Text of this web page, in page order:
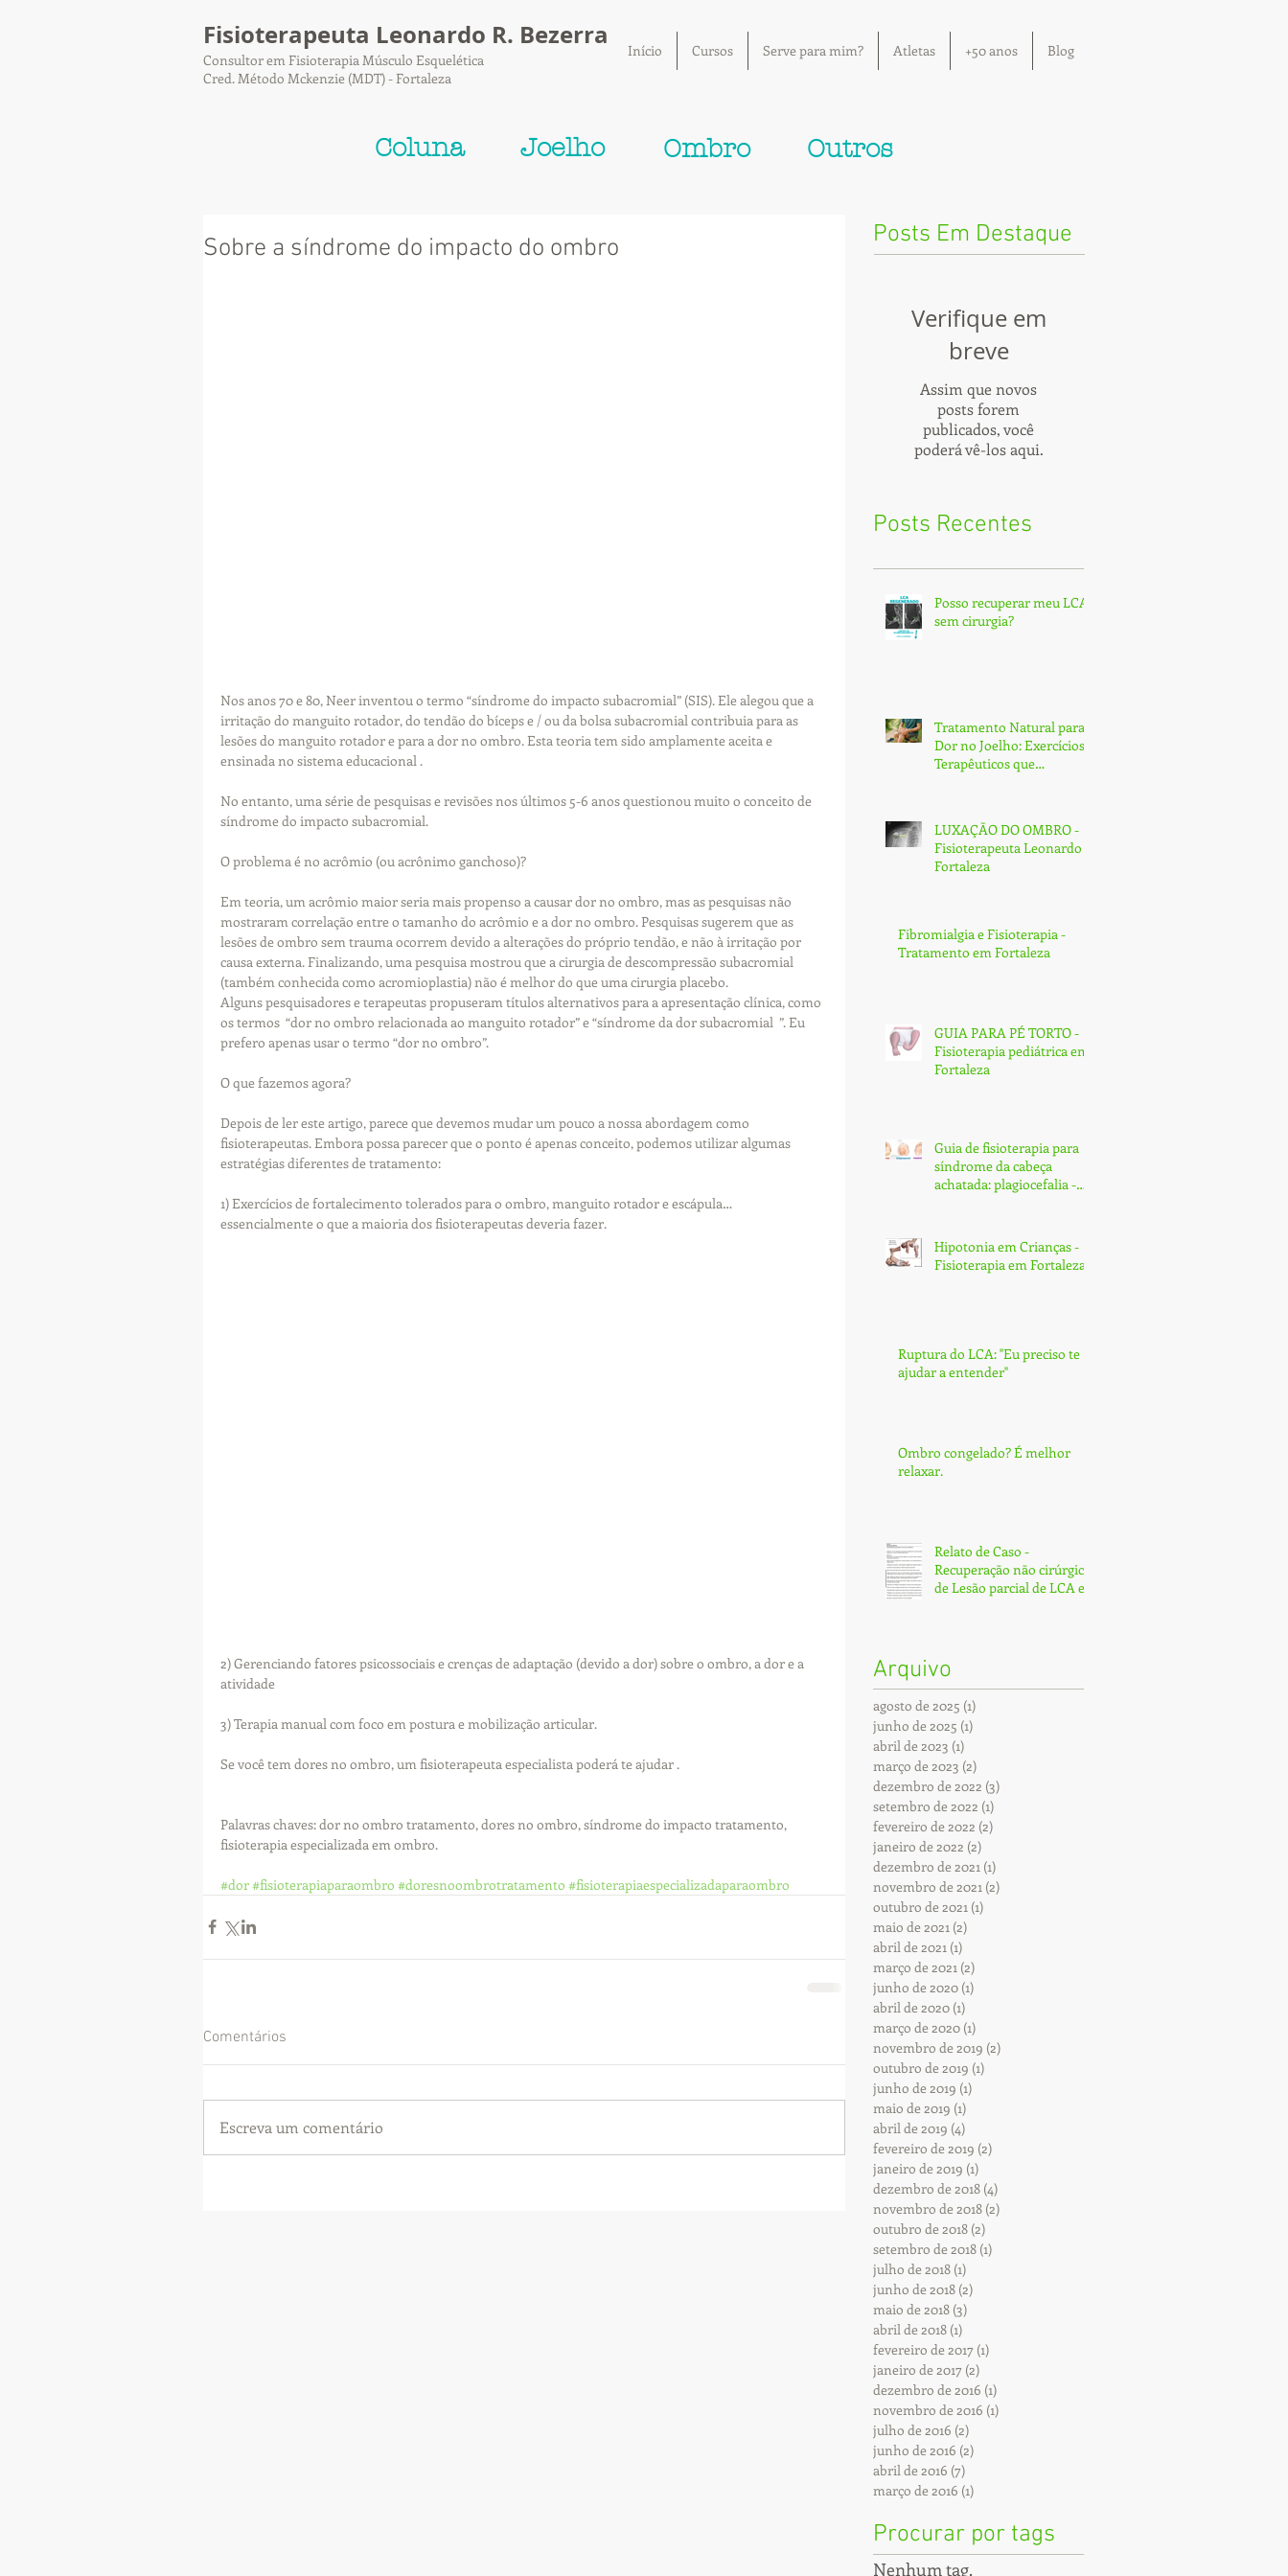
Fisioterapeuta Leonardo R. Bezerra
Consultor em Fisioterapia Músculo Esquelética
Cred. Método Mckenzie (MDT) - Fortaleza
Início Cursos Serve para mim? Atletas +50 anos Blog
Coluna Joelho Ombro Outros
Sobre a síndrome do impacto do ombro
Nos anos 70 e 80, Neer inventou o termo “síndrome do impacto subacromial” (SIS). Ele alegou que a
irritação do manguito rotador, do tendão do bíceps e / ou da bolsa subacromial contribuia para as
lesões do manguito rotador e para a dor no ombro. Esta teoria tem sido amplamente aceita e
ensinada no sistema educacional .
No entanto, uma série de pesquisas e revisões nos últimos 5-6 anos questionou muito o conceito de
síndrome do impacto subacromial.
O problema é no acrômio (ou acrônimo ganchoso)?
Em teoria, um acrômio maior seria mais propenso a causar dor no ombro, mas as pesquisas não
mostraram correlação entre o tamanho do acrômio e a dor no ombro. Pesquisas sugerem que as
lesões de ombro sem trauma ocorrem devido a alterações do próprio tendão, e não à irritação por
causa externa. Finalizando, uma pesquisa mostrou que a cirurgia de descompressão subacromial
(também conhecida como acromioplastia) não é melhor do que uma cirurgia placebo.
Alguns pesquisadores e terapeutas propuseram títulos alternativos para a apresentação clínica, como
os termos  “dor no ombro relacionada ao manguito rotador” e “síndrome da dor subacromial  ”. Eu
prefero apenas usar o termo “dor no ombro”.
O que fazemos agora?
Depois de ler este artigo, parece que devemos mudar um pouco a nossa abordagem como
fisioterapeutas. Embora possa parecer que o ponto é apenas conceito, podemos utilizar algumas
estratégias diferentes de tratamento:
1) Exercícios de fortalecimento tolerados para o ombro, manguito rotador e escápula…
essencialmente o que a maioria dos fisioterapeutas deveria fazer.
2) Gerenciando fatores psicossociais e crenças de adaptação (devido a dor) sobre o ombro, a dor e a
atividade
3) Terapia manual com foco em postura e mobilização articular.
Se você tem dores no ombro, um fisioterapeuta especialista poderá te ajudar .
Palavras chaves: dor no ombro tratamento, dores no ombro, síndrome do impacto tratamento,
fisioterapia especializada em ombro.
#dor#fisioterapiaparaombro #doresnoombrotratamento #fisioterapiaespecializadaparaombro
Comentários
Escreva um comentário
Posts Em Destaque
Verifique em
breve
Assim que novos
posts forem
publicados, você
poderá vê-los aqui.
Posts Recentes
Posso recuperar meu LCA
sem cirurgia?
Tratamento Natural para
Dor no Joelho: Exercícios
Terapêuticos que
LUXAÇÃO DO OMBRO -
Fisioterapeuta Leonardo -
Fortaleza
Fibromialgia e Fisioterapia -
Tratamento em Fortaleza
GUIA PARA PÉ TORTO -
Fisioterapia pediátrica em
Fortaleza
Guia de fisioterapia para
síndrome da cabeça
achatada: plagiocefalia -
Hipotonia em Crianças -
Fisioterapia em Fortaleza
Ruptura do LCA: ''Eu preciso te
ajudar a entender''
Ombro congelado? É melhor
relaxar.
Relato de Caso -
Recuperação não cirúrgica
de Lesão parcial de LCA e
Arquivo
agosto de 2025 (1)
junho de 2025 (1)
abril de 2023 (1)
março de 2023 (2)
dezembro de 2022 (3)
setembro de 2022 (1)
fevereiro de 2022 (2)
janeiro de 2022 (2)
dezembro de 2021 (1)
novembro de 2021 (2)
outubro de 2021 (1)
maio de 2021 (2)
abril de 2021 (1)
março de 2021 (2)
junho de 2020 (1)
abril de 2020 (1)
março de 2020 (1)
novembro de 2019 (2)
outubro de 2019 (1)
junho de 2019 (1)
maio de 2019 (1)
abril de 2019 (4)
fevereiro de 2019 (2)
janeiro de 2019 (1)
dezembro de 2018 (4)
novembro de 2018 (2)
outubro de 2018 (2)
setembro de 2018 (1)
julho de 2018 (1)
junho de 2018 (2)
maio de 2018 (3)
abril de 2018 (1)
fevereiro de 2017 (1)
janeiro de 2017 (2)
dezembro de 2016 (1)
novembro de 2016 (1)
julho de 2016 (2)
junho de 2016 (2)
abril de 2016 (7)
março de 2016 (1)
Procurar por tags
Nenhum tag.